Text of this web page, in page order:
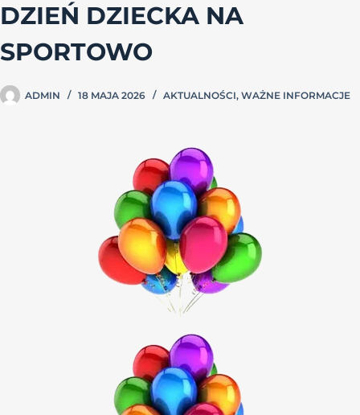
DZIEŃ DZIECKA NA
SPORTOWO
ADMIN 18 MAJA 2026 AKTUALNOŚCI, WAŻNE INFORMACJE